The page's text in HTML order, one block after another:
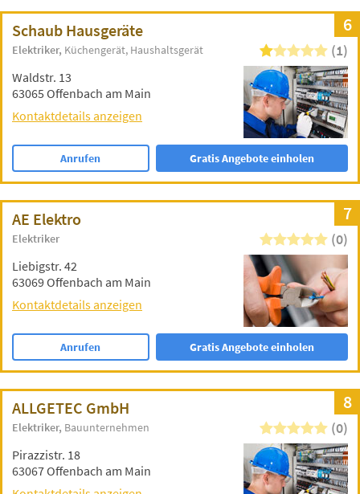
6
Schaub Hausgeräte
Elektriker Küchengerät Haushaltsgerät (1)
Waldstr. 13
63065 Offenbach am Main
Kontaktdetails anzeigen
Anrufen Gratis Angebote einholen
7
AE Elektro
Elektriker (0)
Liebigstr. 42
63069 Offenbach am Main
Kontaktdetails anzeigen
Anrufen Gratis Angebote einholen
8
ALLGETEC GmbH
Elektriker Bauunternehmen (0)
Pirazzistr. 18
63067 Offenbach am Main